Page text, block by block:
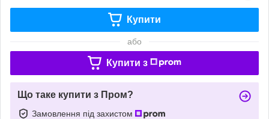
Купити
або
Купити з
Що таке купити з Пром?
Замовлення під захистом